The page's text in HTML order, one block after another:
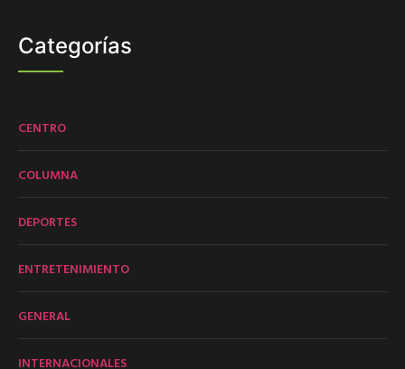
Categorías
CENTRO
COLUMNA
DEPORTES
ENTRETENIMIENTO
GENERAL
INTERNACIONALES